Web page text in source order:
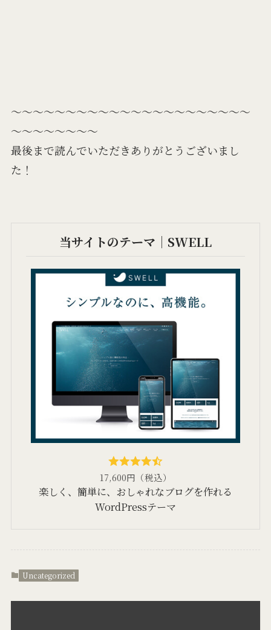
～～～～～～～～～～～～～～～～～～～～～～
～～～～～～～～
最後まで読んでいただきありがとうございまし
た！
当サイトのテーマ｜SWELL
17,600円（税込）
楽しく、簡単に、おしゃれなブログを作れる
WordPressテーマ
Uncategorized